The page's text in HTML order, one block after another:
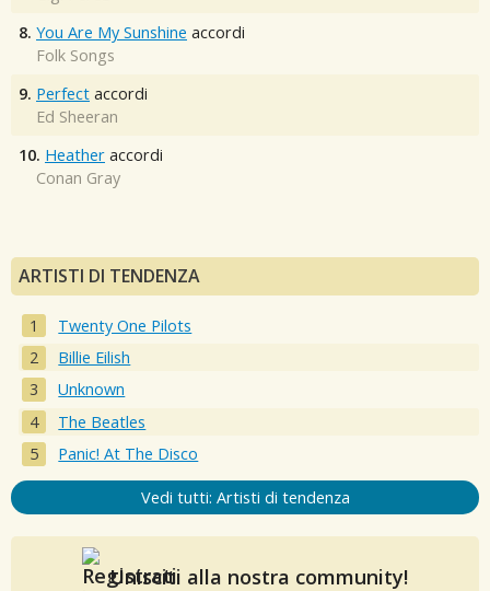
8. You Are My Sunshine accordi
Folk Songs
9. Perfect accordi
Ed Sheeran
10. Heather accordi
Conan Gray
ARTISTI DI TENDENZA
Twenty One Pilots
Billie Eilish
Unknown
The Beatles
Panic! At The Disco
Vedi tutti: Artisti di tendenza
Unisciti alla nostra community!